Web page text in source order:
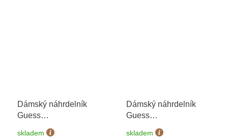
Dámský náhrdelník
Guess
JSBN04546JWYGT/U
skladem
Dámský náhrdelník
Guess
JSBN04550JWRHT/U
skladem